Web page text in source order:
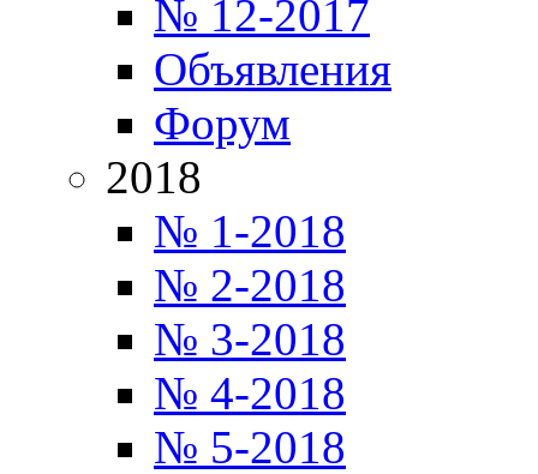
№ 12-2017
Объявления
Форум
2018
№ 1-2018
№ 2-2018
№ 3-2018
№ 4-2018
№ 5-2018